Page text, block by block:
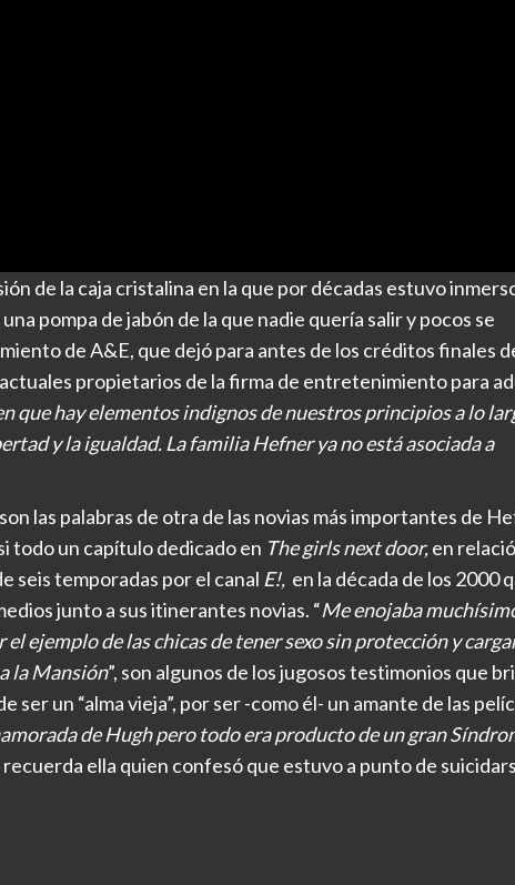
de la caja cristalina en la que por décadas estuvo
pompa de jabón de la que nadie quería salir y pocos se
de A&E, que dejó para antes de los créditos finales
propietarios de la firma de entretenimiento para
que hay elementos indignos de nuestros principios a lo
y la igualdad. La familia Hefner ya no está asociada a
son las palabras de otra de las novias más importantes de
todo un capítulo dedicado en The girls next door,en
seis temporadas por el canal E!, en la década de los 2000
junto a sus itinerantes novias. “Me enojaba
ejemplo de las chicas de tener sexo sin protección y
la Mansión”, son algunos de los jugosos testimonios que
ser un “alma vieja”, por ser -como él- un amante de las
de Hugh pero todo era producto de un gran
recuerda ella quien confesó que estuvo a punto de